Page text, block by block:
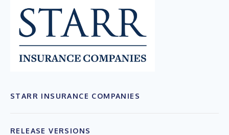
STARR INSURANCE COMPANIES
RELEASE VERSIONS